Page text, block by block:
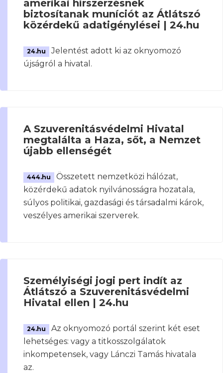
amerikai hírszerzésnek
biztosítanak muníciót az Átlátszó
közérdekű adatigénylései | 24.hu
24.hu
Jelentést adott ki az oknyomozó
újságról a hivatal.
A Szuverenitásvédelmi Hivatal
megtalálta a Haza, sőt, a Nemzet
újabb ellenségét
444.hu
Összetett nemzetközi hálózat,
közérdekű adatok nyilvánosságra hozatala,
súlyos politikai, gazdasági és társadalmi károk,
veszélyes amerikai szerverek.
Személyiségi jogi pert indít az
Átlátszó a Szuverenitásvédelmi
Hivatal ellen | 24.hu
24.hu
Az oknyomozó portál szerint két eset
lehetséges: vagy a titkosszolgálatok
inkompetensek, vagy Lánczi Tamás hivatala
az.